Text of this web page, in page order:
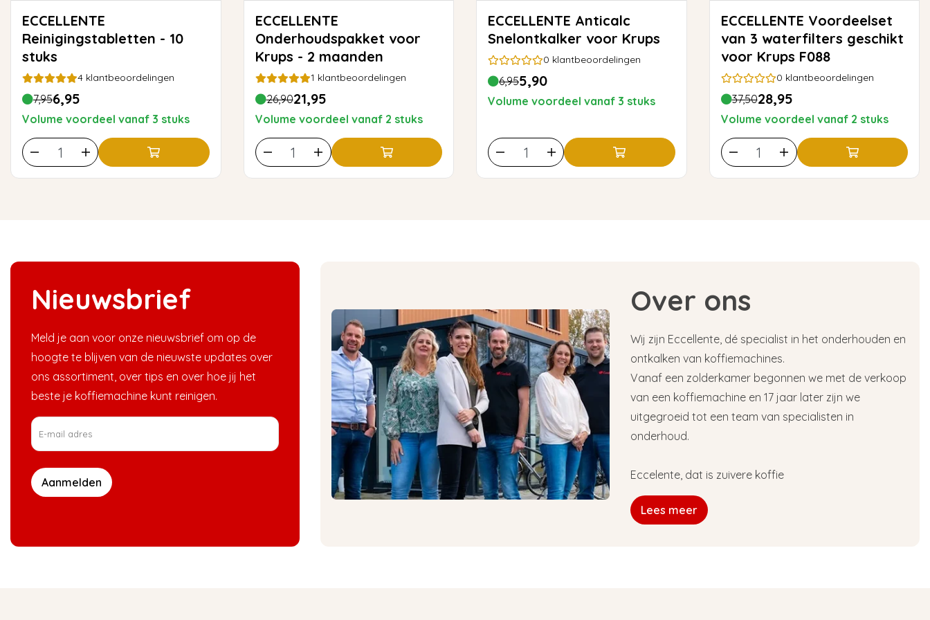
ECCELLENTE
Reinigingstabletten - 10
stuks
4 klantbeoordelingen
7,956,95
Volume voordeel vanaf 3 stuks
ECCELLENTE
Onderhoudspakket voor
Krups - 2 maanden
1 klantbeoordelingen
26,9021,95
Volume voordeel vanaf 2 stuks
ECCELLENTE Anticalc
Snelontkalker voor Krups
0 klantbeoordelingen
6,955,90
Volume voordeel vanaf 3 stuks
ECCELLENTE Voordeelset
van 3 waterfilters geschikt
voor Krups F088
0 klantbeoordelingen
37,5028,95
Volume voordeel vanaf 2 stuks
Nieuwsbrief
Meld je aan voor onze nieuwsbrief om op de
hoogte te blijven van de nieuwste updates over
ons assortiment, over tips en over hoe jij het
beste je koffiemachine kunt reinigen.
Aanmelden
Over ons
Wij zijn Eccellente, dé specialist in het onderhouden en
ontkalken van koffiemachines.
Vanaf een zolderkamer begonnen we met de verkoop
van een koffiemachine en 17 jaar later zijn we
uitgegroeid tot een team van specialisten in
onderhoud.
Eccelente, dat is zuivere koffie
Lees meer